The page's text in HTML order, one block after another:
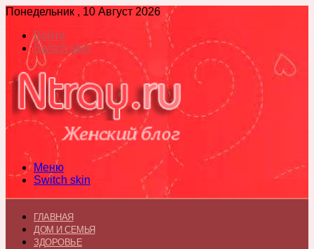
Понедельник , 10 Август 2026
Войти
Switch skin
Меню
Switch skin
ГЛАВНАЯ
ДОМ И СЕМЬЯ
ЗДОРОВЬЕ